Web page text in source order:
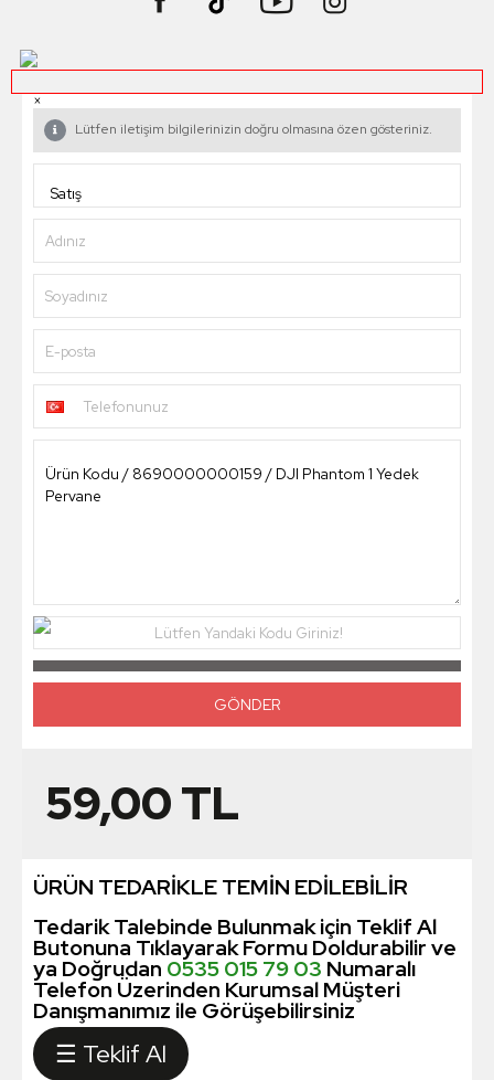
×
Lütfen iletişim bilgilerinizin doğru olmasına özen gösteriniz.
Adınız
Soyadınız
E-posta
Telefonunuz
Lütfen Yandaki Kodu Giriniz!
59,00TL
ÜRÜN TEDARİKLE TEMİN EDİLEBİLİR
Tedarik Talebinde Bulunmak için Teklif Al
Butonuna Tıklayarak Formu Doldurabilir ve
ya Doğrudan 0535 015 79 03 Numaralı
Telefon Üzerinden Kurumsal Müşteri
Danışmanımız ile Görüşebilirsiniz
☰ Teklif Al